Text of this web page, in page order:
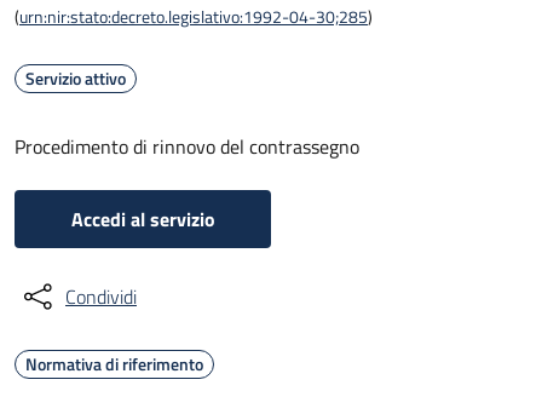
(urn:nir:stato:decreto.legislativo:1992-04-30;285)
Servizio attivo
Procedimento di rinnovo del contrassegno
Accedi al servizio
Condividi
Normativa di riferimento